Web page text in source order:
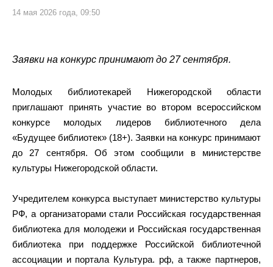
14 мая 2026 года, 09:50
Заявки на конкурс принимают до 27 сентября.
Молодых библиотекарей Нижегородской области
приглашают принять участие во втором всероссийском
конкурсе молодых лидеров библиотечного дела
«Будущее библиотек» (18+). Заявки на конкурс принимают
до 27 сентября. Об этом сообщили в министерстве
культуры Нижегородской области.
Учредителем конкурса выступает министерство культуры
РФ, а организаторами стали Российская государственная
библиотека для молодежи и Российская государственная
библиотека при поддержке Российской библиотечной
ассоциации и портала Культура. рф, а также партнеров,